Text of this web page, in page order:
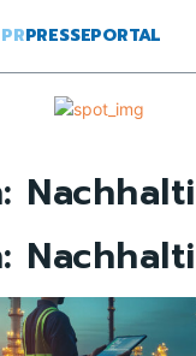
PRPRESSEPORTAL